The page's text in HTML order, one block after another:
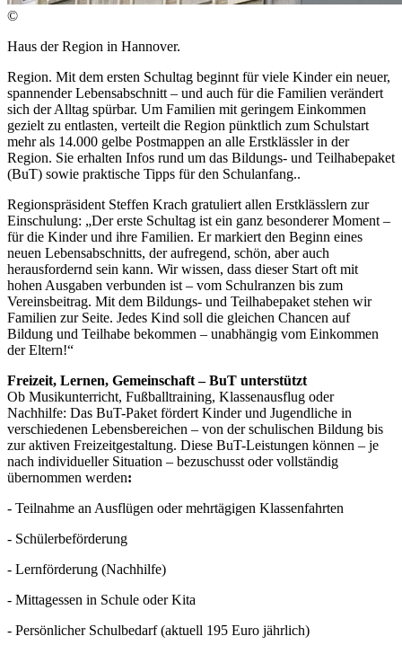
©
Haus der Region in Hannover.
Region. Mit dem ersten Schultag beginnt für viele Kinder ein neuer,
spannender Lebensabschnitt – und auch für die Familien verändert
sich der Alltag spürbar. Um Familien mit geringem Einkommen
gezielt zu entlasten, verteilt die Region pünktlich zum Schulstart
mehr als 14.000 gelbe Postmappen an alle Erstklässler in der
Region. Sie erhalten Infos rund um das Bildungs- und Teilhabepaket
(BuT) sowie praktische Tipps für den Schulanfang..
Regionspräsident Steffen Krach gratuliert allen Erstklässlern zur
Einschulung: „Der erste Schultag ist ein ganz besonderer Moment –
für die Kinder und ihre Familien. Er markiert den Beginn eines
neuen Lebensabschnitts, der aufregend, schön, aber auch
herausfordernd sein kann. Wir wissen, dass dieser Start oft mit
hohen Ausgaben verbunden ist – vom Schulranzen bis zum
Vereinsbeitrag. Mit dem Bildungs- und Teilhabepaket stehen wir
Familien zur Seite. Jedes Kind soll die gleichen Chancen auf
Bildung und Teilhabe bekommen – unabhängig vom Einkommen
der Eltern!“
Freizeit, Lernen, Gemeinschaft – BuT unterstützt
Ob Musikunterricht, Fußballtraining, Klassenausflug oder
Nachhilfe: Das BuT-Paket fördert Kinder und Jugendliche in
verschiedenen Lebensbereichen – von der schulischen Bildung bis
zur aktiven Freizeitgestaltung. Diese BuT-Leistungen können – je
nach individueller Situation – bezuschusst oder vollständig
übernommen werden:
- Teilnahme an Ausflügen oder mehrtägigen Klassenfahrten
- Schülerbeförderung
- Lernförderung (Nachhilfe)
- Mittagessen in Schule oder Kita
- Persönlicher Schulbedarf (aktuell 195 Euro jährlich)